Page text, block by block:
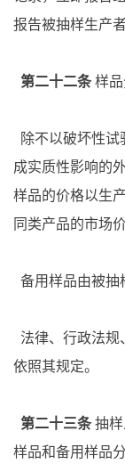
报告被抽样生产
第二十二条 样品
除不以破坏性
成实质性影响的
样品的价格以生
同类产品的市场
备用样品由被抽
法律、行政法规
依照其规定。
第二十三条 抽
样品和备用样品